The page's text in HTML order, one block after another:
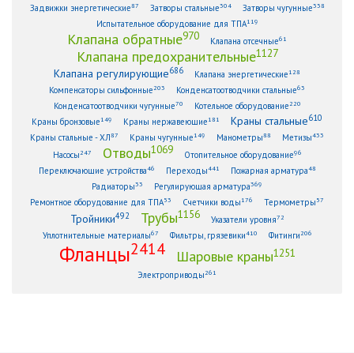
Задвижки энергетические87 Затворы стальные304 Затворы чугунные338
Испытательное оборудование для ТПА119
Клапана обратные970 Клапана отсечные61
Клапана предохранительные1127
Клапана регулирующие686 Клапана энергетические128
Компенсаторы сильфонные203 Конденсатоотводчики стальные63
Конденсатоотводчики чугунные70 Котельное оборудование220
Краны бронзовые149 Краны нержавеющие181 Краны стальные610
Краны стальные - ХЛ87 Краны чугунные149 Манометры88 Метизы433
Насосы247 Отводы1069 Отопительное оборудование96
Переключающие устройства46 Переходы441 Пожарная арматура48
Радиаторы33 Регулирующая арматура369
Ремонтное оборудование для ТПА53 Счетчики воды176 Термометры 57
Тройники492 Трубы1156 Указатели уровня72
Уплотнительные материалы67 Фильтры, грязевики410 Фитинги206
Фланцы2414 Шаровые краны1251
Электроприводы261